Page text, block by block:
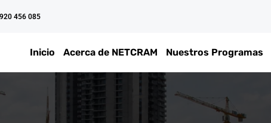
456 085
Inicio Acerca de NETCRAM Nuestros Programas